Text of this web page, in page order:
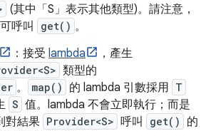
(其中「S」表示其他類型)。請注意，
呼叫
get() 。
：接受 lambda ，產生
類型的
。 map() 的 lambda 引數採用 T
S 值。lambda 不會立即執行；而是
對結果 Provider<S> 呼叫 get()
的